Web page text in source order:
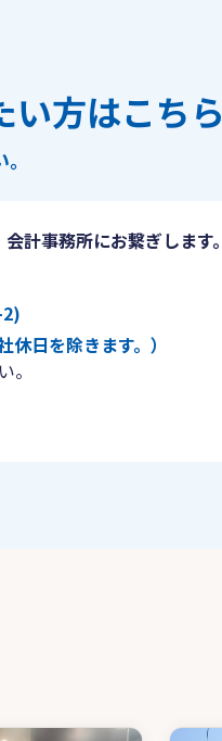
い方はこちら
計事務所にお繋ぎします。
日を除きます。）
。